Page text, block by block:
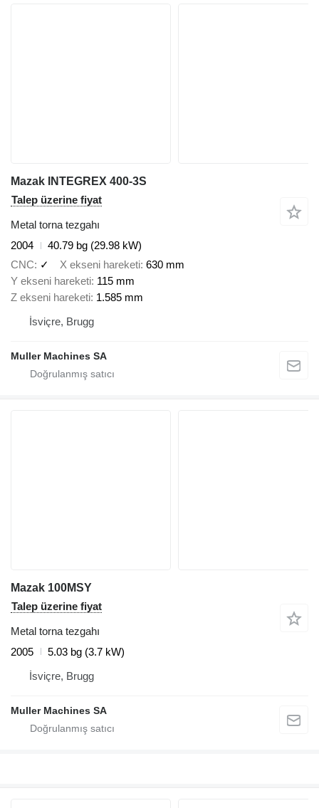
Mazak INTEGREX 400-3S
Talep üzerine fiyat
Metal torna tezgahı
2004
40.79 bg (29.98 kW)
CNC
✓ X ekseni hareketi 630 mm
Y ekseni hareketi 115 mm
Z ekseni hareketi 1.585 mm
İsviçre, Brugg
Muller Machines SA
Mazak 100MSY
Talep üzerine fiyat
Metal torna tezgahı
2005
5.03 bg (3.7 kW)
İsviçre, Brugg
Muller Machines SA